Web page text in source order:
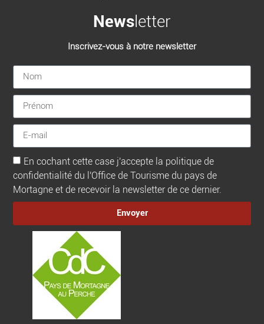
Newsletter
Inscrivez-vous à notre newsletter
En cochant cette case j'accepte la politique de
confidentialité du l'Office de Tourisme du pays de
Mortagne et de recevoir la newsletter de ce dernier.
Envoyer